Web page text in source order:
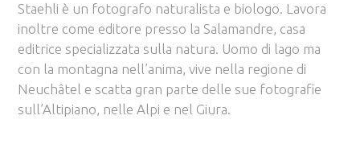
Staehli è un fotografo naturalista e biologo. Lavora
inoltre come editore presso la Salamandre, casa
editrice specializzata sulla natura. Uomo di lago ma
con la montagna nell’anima, vive nella regione di
Neuchâtel e scatta gran parte delle sue fotografie
sull’Altipiano, nelle Alpi e nel Giura.